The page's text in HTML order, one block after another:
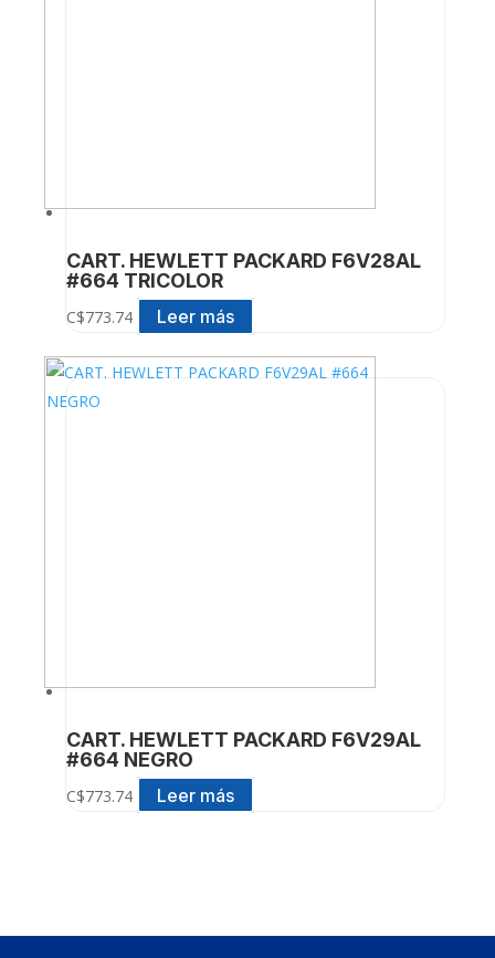
CART. HEWLETT PACKARD F6V28AL
#664 TRICOLOR
C$773.74 Leer más
CART. HEWLETT PACKARD F6V29AL
#664 NEGRO
C$773.74 Leer más